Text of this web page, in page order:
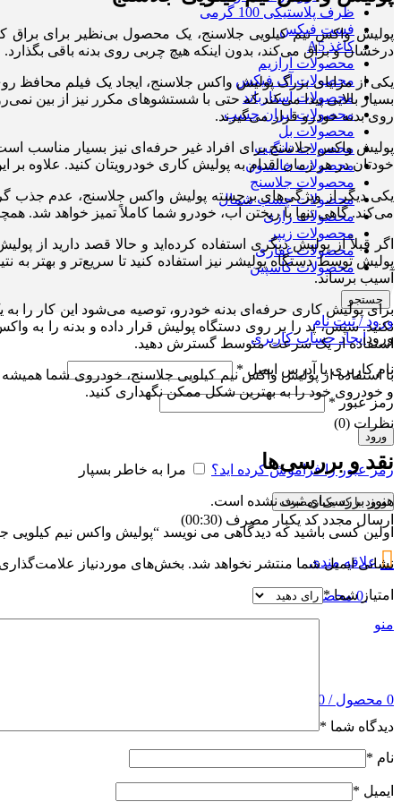
ظرف پلاستیکی 100 گرمی
فست فیکس
کاغذ A5
محصولات آرازیم
محصولات آک فیکس
محصولات استارباند
محصولات ایران چسب
محصولات بل
محصولات تانگیت
محصولات جانسون
محصولات جلاسنج
محصولات چسب شمال
محصولات رازی
محصولات زیپر
محصولات غفاری
محصولات کاسپین
جستجو
ورود / ثبت نام
ورودایجاد حساب کاربری
نام کاربری یا آدرس ایمیل *
رمز عبور*
ورود
رمز عبور را فراموش کرده اید؟ مرا به خاطر بسپار
ورود با کد یکبارمصرف
ارسال مجدد کد یکبار مصرف (00:
30
)
علاقه مندی
0 محصول /
0تومان
منو
0 محصول /
0
پولیش واکس نیم کیلویی جلاسنج، یک محصول بی‌نظیر برای
درخشان و براق می‌کند، بدون اینکه هیچ چربی روی بدنه باقی
یکی از مزایای بزرگ پولیش واکس جلاسنج، ایجاد یک فیلم محافظ
بسیار بالایی پیدا می‌کند که حتی با شستشوهای مکرر نیز از بین
روی بدنه خودرو قرار می‌گیرند.
پولیش واکس جلاسنج برای افراد غیر حرفه‌ای نیز بسیار مناسب
خودتان در هر زمان اقدام به پولیش کاری خودرویتان کنید. علاوه
یکی دیگر از ویژگی‌های برجسته پولیش واکس جلاسنج، عدم جذب
می‌کند. گاهی تنها با ریختن آب، خودرو شما کاملاً تمیز خواهد شد.
اگر قبلاً از پولیش دیگری استفاده کرده‌اید و حالا قصد دارید از
پولیش توسط دستگاه پولیشر نیز استفاده کنید تا سریع‌تر و بهتر
آسیب برساند.
برای پولیش کاری حرفه‌ای بدنه خودرو، توصیه می‌شود این کار را
نکنید. سپس، پد را بر روی دستگاه پولیش قرار داده و بدنه را
استفاده از یک سرعت متوسط گسترش دهید.
با استفاده از پولیش واکس نیم کیلویی جلاسنج، خودروی شما
و خودروی خود را به بهترین شکل ممکن نگهداری کنید.
نظرات (0)
نقد و بررسی‌ها
هنوز بررسی‌ای ثبت نشده است.
اولین کسی باشید که دیدگاهی می نویسد “پولیش واکس نیم کیلویی
نشانی ایمیل شما منتشر نخواهد شد. بخش‌های موردنیاز
امتیاز شما*
دیدگاه شما *
نام *
ایمیل *